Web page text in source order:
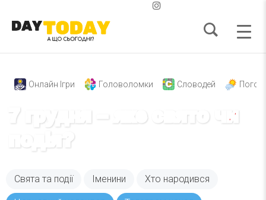
Онлайн Ігри Головоломки Словодей
7 грудня – яке свято чи
подія?
Свята та події Іменини Хто народився